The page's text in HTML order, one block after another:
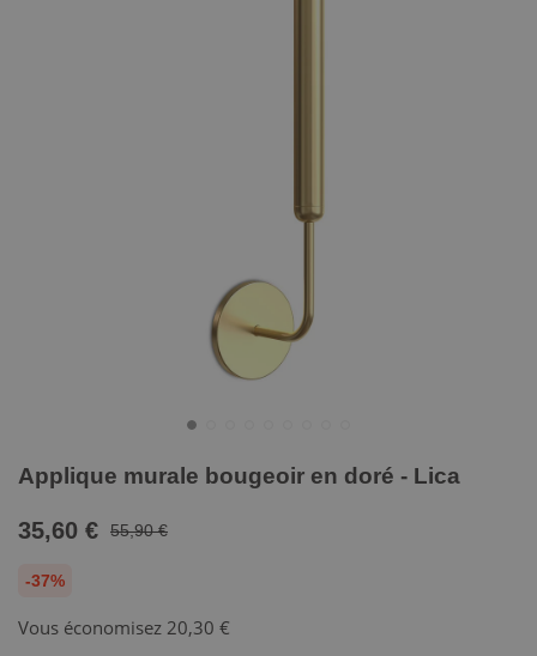
Applique murale bougeoir en doré - Lica
35,60 € 55,90 €
-37%
Vous économisez 20,30 €